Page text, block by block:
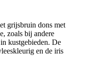
grijsbruin dons met
zoals bij andere
kustgebieden. De
en de iris